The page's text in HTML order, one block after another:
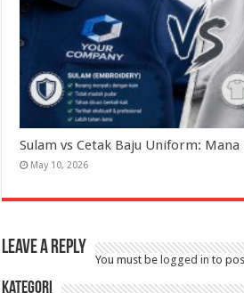
Sulam vs Cetak Baju Uniform: Mana
May 10, 2026
Leave a Reply
You must be logged in to
Kategori